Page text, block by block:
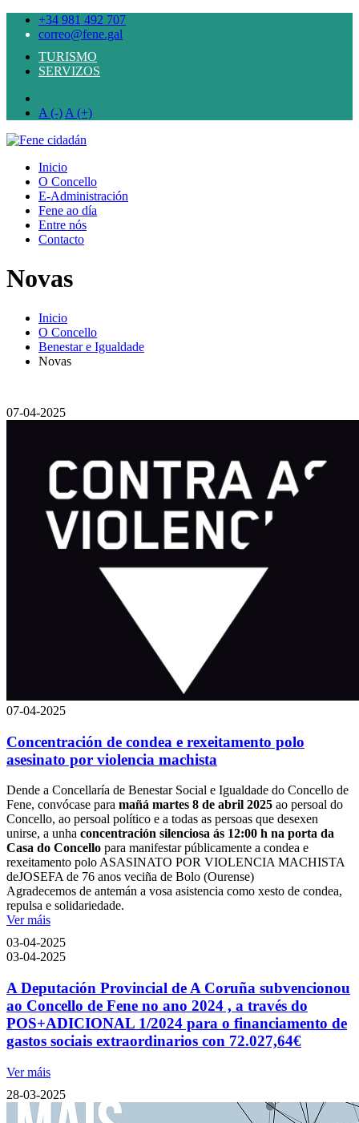
+34 981 492 707
correo@fene.gal
TURISMO
SERVIZOS
A (-) A (+)
Inicio
O Concello
E-Administración
Fene ao día
Entre nós
Contacto
Novas
Inicio
O Concello
Benestar e Igualdade
Novas
07-04-2025
07-04-2025
Concentración de condea e rexeitamento polo
asesinato por violencia machista
Dende a Concellaría de Benestar Social e Igualdade do Concello de
Fene, convócase para mañá martes 8 de abril 2025 ao persoal do
Concello, ao persoal político e a todas as persoas que desexen
unirse, a unha concentración silenciosa ás 12:00 h na porta da
Casa do Concello para manifestar públicamente a condea e
rexeitamento polo ASASINATO POR VIOLENCIA MACHISTA
deJOSEFA de 76 anos veciña de Bolo (Ourense)
Agradecemos de antemán a vosa asistencia como xesto de condea,
repulsa e solidariedade.
Ver máis
03-04-2025
03-04-2025
A Deputación Provincial de A Coruña subvencionou
ao Concello de Fene no ano 2024 , a través do
POS+ADICIONAL 1/2024 para o financiamento de
gastos sociais extraordinarios con 72.027,64€
Ver máis
28-03-2025